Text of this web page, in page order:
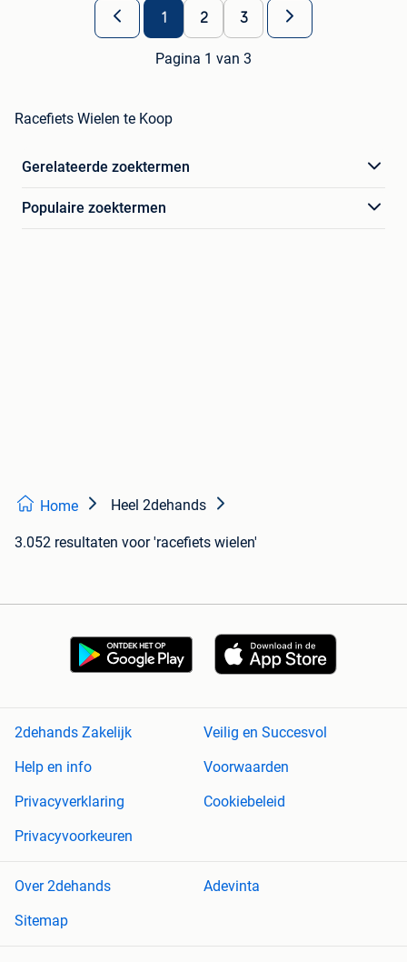
1 2 3
Pagina 1 van 3
Racefiets Wielen te Koop
Gerelateerde zoektermen
Populaire zoektermen
Home Heel 2dehands
3.052 resultaten voor 'racefiets wielen'
2dehands Zakelijk
Veilig en Succesvol
Help en info
Voorwaarden
Privacyverklaring
Cookiebeleid
Privacyvoorkeuren
Over 2dehands
Adevinta
Sitemap